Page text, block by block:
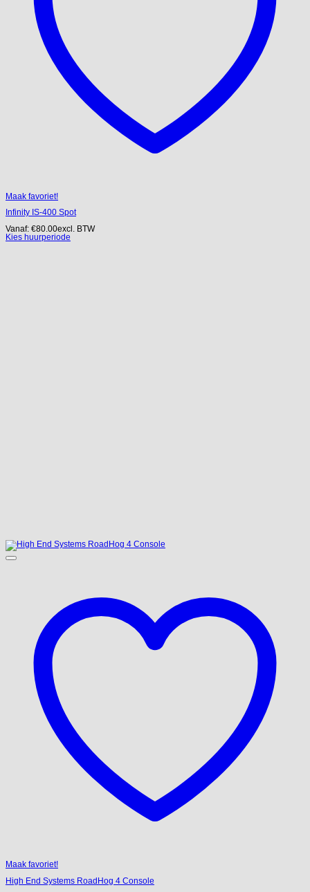
Maak favoriet!
Infinity IS-400 Spot
Vanaf: €80.00excl. BTW
Kies huurperiode
Maak favoriet!
High End Systems RoadHog 4 Console